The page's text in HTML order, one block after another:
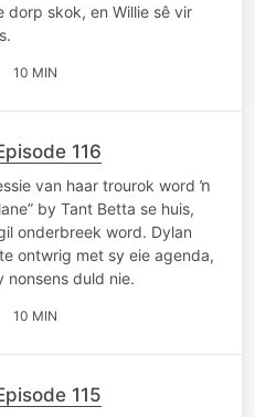
skok, en Willie sê vir
10 MIN
116
van haar trourok word ŉ
by Tant Betta se huis,
onderbreek word. Dylan
ontwrig met sy eie agenda,
nonsens duld nie.
10 MIN
115